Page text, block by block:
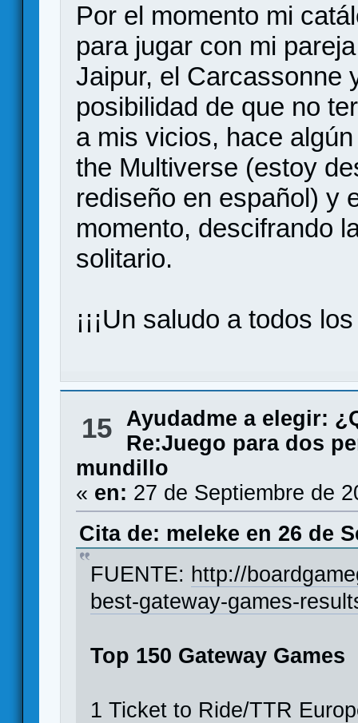
Por el momento mi
para jugar con mi
Jaipur, el Carcassonne
posibilidad de que no
a mis vicios, hace
the Multiverse (estoy
rediseño en español) y
momento, descifrando
solitario.
¡¡¡Un saludo a todos
15 Ayudadme a elegir:
Re:Juego para dos
mundillo
« en: 27 de Septiembre de
Cita de: meleke en 26 de
FUENTE: http://
best-gateway-games-
Top 150 Gateway Games
1 Ticket to Ride/TTR